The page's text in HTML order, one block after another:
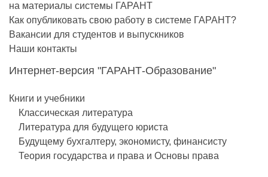
на материалы системы ГАРАНТ
Как опубликовать свою работу в системе ГАРАНТ?
Вакансии для студентов и выпускников
Наши контакты
Интернет-версия "ГАРАНТ-Образование"
Книги и учебники
Классическая литература
Литература для будущего юриста
Будущему бухгалтеру, экономисту, финансисту
Теория государства и права и Основы права